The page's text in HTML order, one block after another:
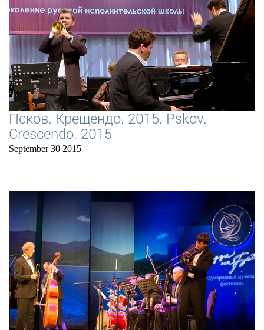
Псков. Крещендо. 2015. Pskov.
Crescendo. 2015
September 30 2015